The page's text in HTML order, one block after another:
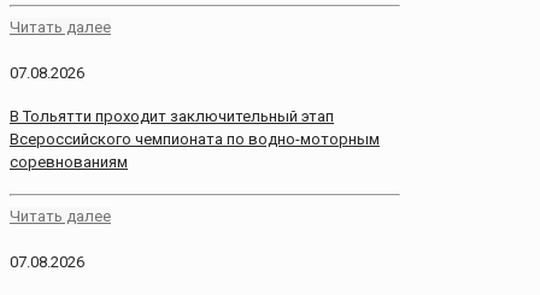
Читать далее
07.08.2026
В Тольятти проходит заключительный этап
Всероссийского чемпионата по водно-моторным
соревнованиям
Читать далее
07.08.2026